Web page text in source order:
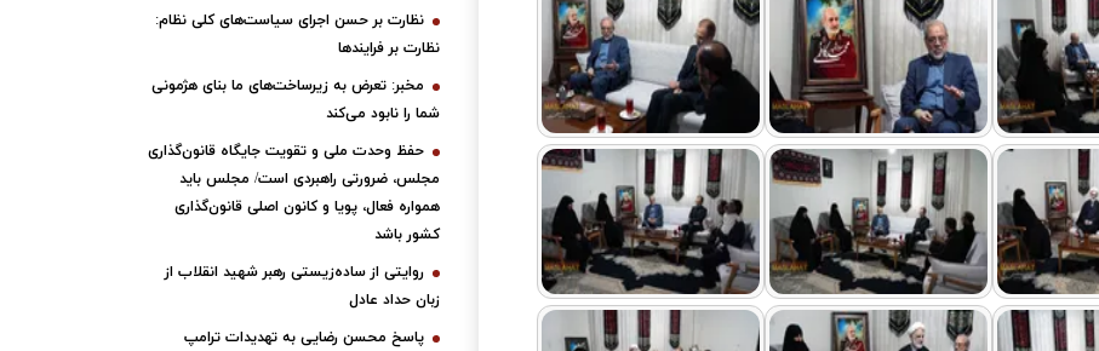
نظارت بر حسن اجرای سیاست‌های کلی نظام:
نظارت بر فرایندها
مخبر: تعرض به زیرساخت‌های ما بنای هژمونی
شما را نابود می‌کند
حفظ وحدت ملی و تقویت جایگاه قانون‌گذاری
مجلس، ضرورتی راهبردی است/ مجلس باید
همواره فعال، پویا و کانون اصلی قانون‌گذاری
کشور باشد
روایتی از ساده‌زیستی رهبر شهید انقلاب از
زبان حداد عادل
پاسخ محسن رضایی به تهدیدات ترامپ